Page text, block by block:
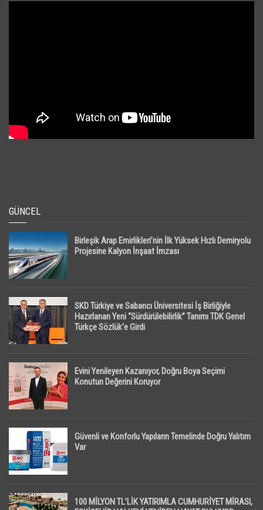
GÜNCEL
Birleşik Arap Emirlikleri’nin İlk Yüksek Hızlı Demiryolu
Projesine Kalyon İnşaat İmzası
SKD Türkiye ve Sabancı Üniversitesi İş Birliğiyle
Hazırlanan Yeni “Sürdürülebilirlik” Tanımı TDK Genel
Türkçe Sözlük’e Girdi
Evini Yenileyen Kazanıyor, Doğru Boya Seçimi
Konutun Değerini Koruyor
Güvenli ve Konforlu Yapıların Temelinde Doğru Yalıtım
Var
100 MİLYON TL’LİK YATIRIMLA CUMHURİYET MİRASI,